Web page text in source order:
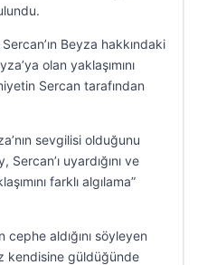
Beyza hakkındaki
olan yaklaşımını
Sercan tarafından
sevgilisi olduğunu
Sercan’ı uyardığını ve
farklı algılama”
aldığını söyleyen
kendisine güldüğünde